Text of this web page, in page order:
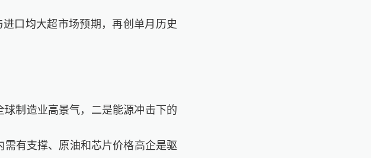
口均大超市场预期，再创单月历史
制造业高景气，二是能源冲击下的
有支撑、原油和芯片价格高企是驱